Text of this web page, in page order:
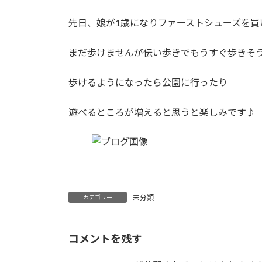
:
先日、娘が1歳になりファーストシューズを
まだ歩けませんが伝い歩きでもうすぐ歩きそ
歩けるようになったら公園に行ったり
遊べるところが増えると思うと楽しみです♪
カテゴリー 未分類
コメントを残す